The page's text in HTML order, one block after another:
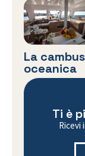
La
oceanica
Ti è
Ricevi